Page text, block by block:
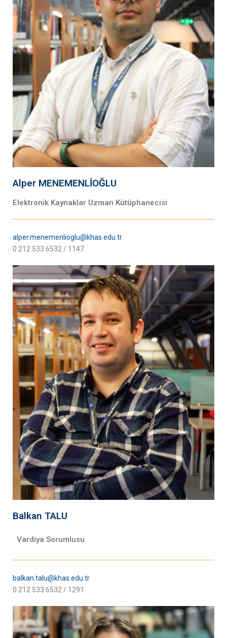
Alper MENEMENLİOĞLU
Elektronik Kaynaklar Uzman Kütüphanecisi
alper.menemenlioglu@khas.edu.tr
0 212 533 6532 / 1147
Balkan TALU
Vardiya Sorumlusu
balkan.talu@khas.edu.tr
0 212 533 6532 / 1291